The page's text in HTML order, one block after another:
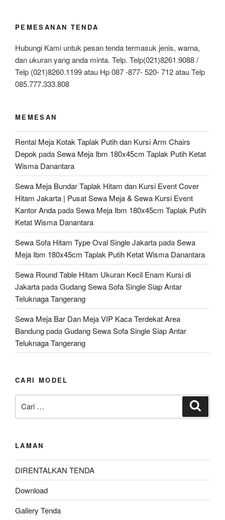
PEMESANAN TENDA
Hubungi Kami untuk pesan tenda termasuk jenis, warna,
dan ukuran yang anda minta. Telp. Telp(021)8261.9088 /
Telp (021)8260.1199 atau Hp 087 -877- 520- 712 atau Telp
085.777.333.808
MEMESAN
Rental Meja Kotak Taplak Putih dan Kursi Arm Chairs
Depok padaSewa Meja Ibm 180x45cm Taplak Putih Ketat
Wisma Danantara
Sewa Meja Bundar Taplak Hitam dan Kursi Event Cover
Hitam Jakarta | Pusat Sewa Meja & Sewa Kursi Event
Kantor AndapadaSewa Meja Ibm 180x45cm Taplak Putih
Ketat Wisma Danantara
Sewa Sofa Hitam Type Oval Single JakartapadaSewa
Meja Ibm 180x45cm Taplak Putih Ketat Wisma Danantara
Sewa Round Table Hitam Ukuran Kecil Enam Kursi di
JakartapadaGudang Sewa Sofa Single Siap Antar
Teluknaga Tangerang
Sewa Meja Bar Dan Meja VIP Kaca Terdekat Area
BandungpadaGudang Sewa Sofa Single Siap Antar
Teluknaga Tangerang
CARI MODEL
untuk:
LAMAN
DIRENTALKAN TENDA
Download
Gallery Tenda